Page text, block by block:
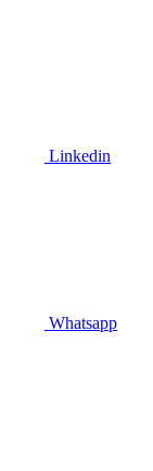
Linkedin
Whatsapp